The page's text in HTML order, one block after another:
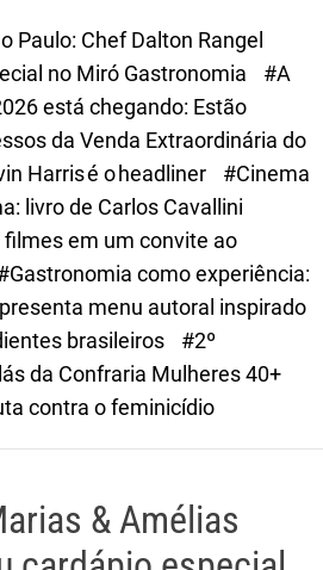
Paulo: Chef Dalton Rangel
no Miró Gastronomia
#A
está chegando: Estão
da Venda Extraordinária do
Harris é o headliner
#Cinema
livro de Carlos Cavallini
em um convite ao
como experiência:
menu autoral inspirado
brasileiros
#2º
da Confraria Mulheres 40+
contra o feminicídio
& Amélias